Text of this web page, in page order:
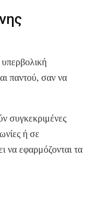
παντού, σαν να
συγκεκριμένες
ή σε
να εφαρμόζονται τα